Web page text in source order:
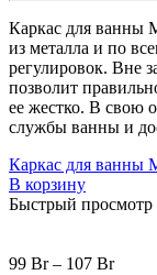
Каркас для ванны
из металла и по
регулировок. Вне
позволит
ее жестко. В свою
службы ванны и
Каркас для ванны
В корзину
Быстрый просмотр
99 Br– 107 Br